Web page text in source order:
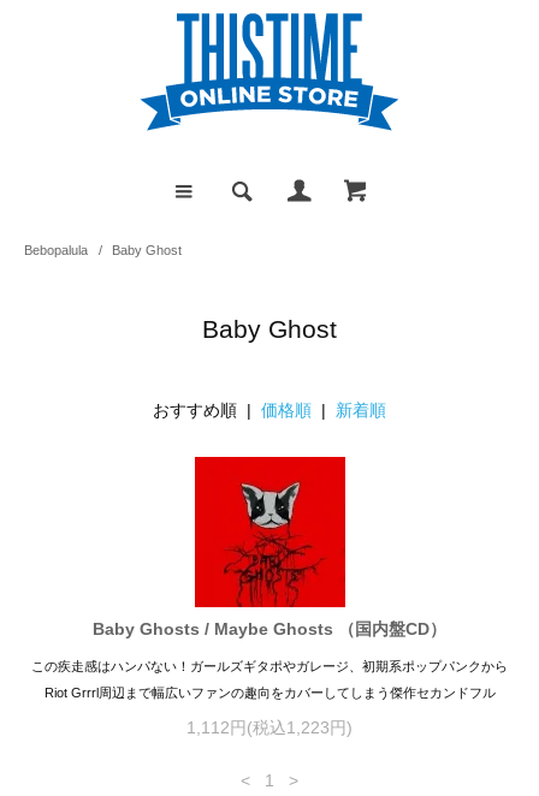
Bebopalula / Baby Ghost
Baby Ghost
おすすめ順 | 価格順 | 新着順
Baby Ghosts / Maybe Ghosts （国内盤CD）
この疾走感はハンパない！ガールズギタポやガレージ、初期系ポップパンクから
Riot Grrrl周辺まで幅広いファンの趣向をカバーしてしまう傑作セカンドフル
1,112円(税込1,223円)
< 1 >